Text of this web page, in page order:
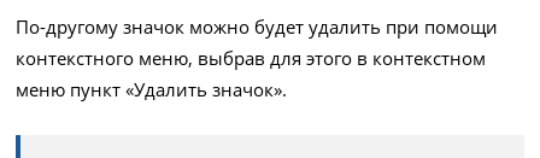
По-другому значок можно будет удалить при помощи
контекстного меню, выбрав для этого в контекстном
меню пункт «Удалить значок».